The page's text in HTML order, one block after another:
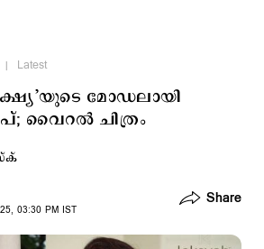
Latest
മോഡലായി
വൈറല്‍ ചിത്രം
03:30 PM IST
Share